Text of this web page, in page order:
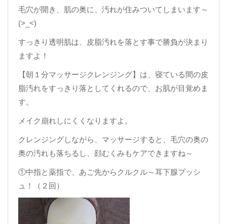
毛穴が開き、肌の奥に、汚れが住みついてしまいます～
(>_<)
すっきり透明肌は、皮脂汚れを落とす事で勝負が決まり
ますよ！
【朝１分マッサージクレンジング】は、寝ている間の皮
脂汚れをすっきり落としてくれるので、お肌が目覚めま
す。
メイク崩れしにくくなりますよ。
クレンジングしながら、マッサージすると、毛穴の奥の
奥の汚れも落ちるし、顔むくみもケアできますね～
①中指と薬指で、あご先からクルクル～耳下腺プッシ
ュ！（２回）